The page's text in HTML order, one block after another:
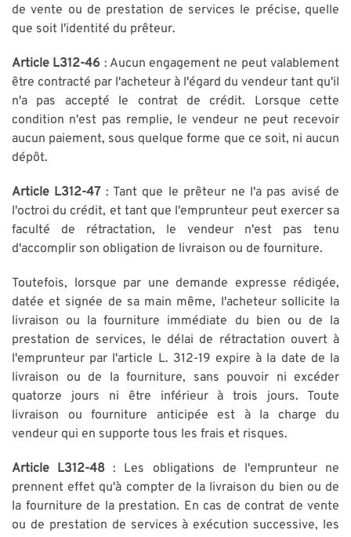
de vente ou de prestation de services le précise, quelle
que soit l'identité du prêteur.
Article L312-46 : Aucun engagement ne peut valablement
être contracté par l'acheteur à l'égard du vendeur tant qu'il
n'a pas accepté le contrat de crédit. Lorsque cette
condition n'est pas remplie, le vendeur ne peut recevoir
aucun paiement, sous quelque forme que ce soit, ni aucun
dépôt.
Article L312-47: Tant que le prêteur ne l'a pas avisé de
l'octroi du crédit, et tant que l'emprunteur peut exercer sa
faculté de rétractation, le vendeur n'est pas tenu
d'accomplir son obligation de livraison ou de fourniture.
Toutefois, lorsque par une demande expresse rédigée,
datée et signée de sa main même, l'acheteur sollicite la
livraison ou la fourniture immédiate du bien ou de la
prestation de services, le délai de rétractation ouvert à
l'emprunteur par l'article L. 312-19 expire à la date de la
livraison ou de la fourniture, sans pouvoir ni excéder
quatorze jours ni être inférieur à trois jours. Toute
livraison ou fourniture anticipée est à la charge du
vendeur qui en supporte tous les frais et risques.
Article L312-48 : Les obligations de l'emprunteur ne
prennent effet qu'à compter de la livraison du bien ou de
la fourniture de la prestation. En cas de contrat de vente
ou de prestation de services à exécution successive, les